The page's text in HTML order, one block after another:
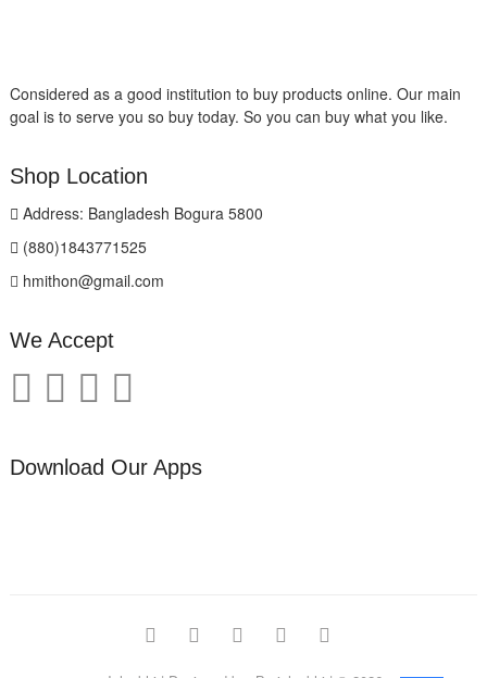
Considered as a good institution to buy products online. Our main
goal is to serve you so buy today. So you can buy what you like.
Shop Location
Address: Bangladesh Bogura 5800
(880)1843771525
hmithon@gmail.com
We Accept
Download Our Apps
facebooktwitterpinterestinstagramlinkedin